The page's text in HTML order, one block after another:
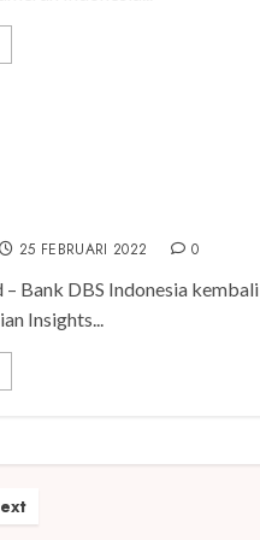
25 FEBRUARI 2022 0
Bank DBS Indonesia kembali
Insights...